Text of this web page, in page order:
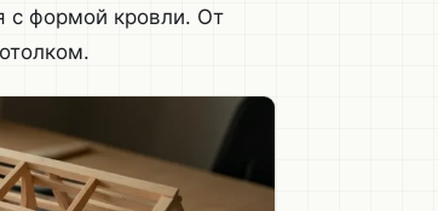
с формой кровли. От